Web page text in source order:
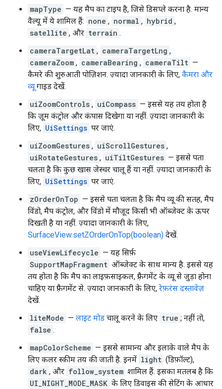
mapType — यह मैप का टाइप है, जिसे डिसप्ले करना है. मान्य
वैल्यू में ये शामिल हैं: none , normal , hybrid ,
satellite , और terrain .
cameraTargetLat , cameraTargetLng ,
cameraZoom , cameraBearing , cameraTilt —
कैमरे की शुरुआती पोज़िशन. ज़्यादा जानकारी के लिए, कैमरा और
व्यूगाइड देखें.
uiZoomControls , uiCompass — इससे यह तय होता है
कि ज़ूम कंट्रोल और कंपास दिखेगा या नहीं. ज़्यादा जानकारी के
लिए, UiSettings पर जाएं.
uiZoomGestures , uiScrollGestures ,
uiRotateGestures , uiTiltGestures — इससे पता
चलता है कि कुछ खास जेस्चर चालू हैं या नहीं. ज़्यादा जानकारी के
लिए, UiSettings पर जाएं.
zOrderOnTop — इससे पता चलता है कि मैप व्यू की सतह, मैप
विंडो, मैप कंट्रोल, और विंडो में मौजूद किसी भी ऑब्जेक्ट के ऊपर
दिखती है या नहीं. ज़्यादा जानकारी के लिए,
SurfaceView.setZOrderOnTop(boolean) देखें.
useViewLifecycle — यह सिर्फ़
SupportMapFragment ऑब्जेक्ट के साथ मान्य है. इससे यह
तय होता है कि मैप का लाइफ़साइकल, फ़्रैगमेंट के व्यू से जुड़ा होना
चाहिए या फ़्रैगमेंट से. ज़्यादा जानकारी के लिए, रेफ़रंस दस्तावेज़
देखें.
liteMode — लाइट मोड चालू करने के लिए true ; नहीं तो,
false .
mapColorScheme — इससे सामान्य और इलाके वाले मैप के
लिए कलर स्कीम तय की जाती है. इनमें light (डिफ़ॉल्ट),
dark , और follow_system शामिल हैं. इसका मतलब है कि
UI_NIGHT_MODE_MASK के लिए डिवाइस की सेटिंग के आधार